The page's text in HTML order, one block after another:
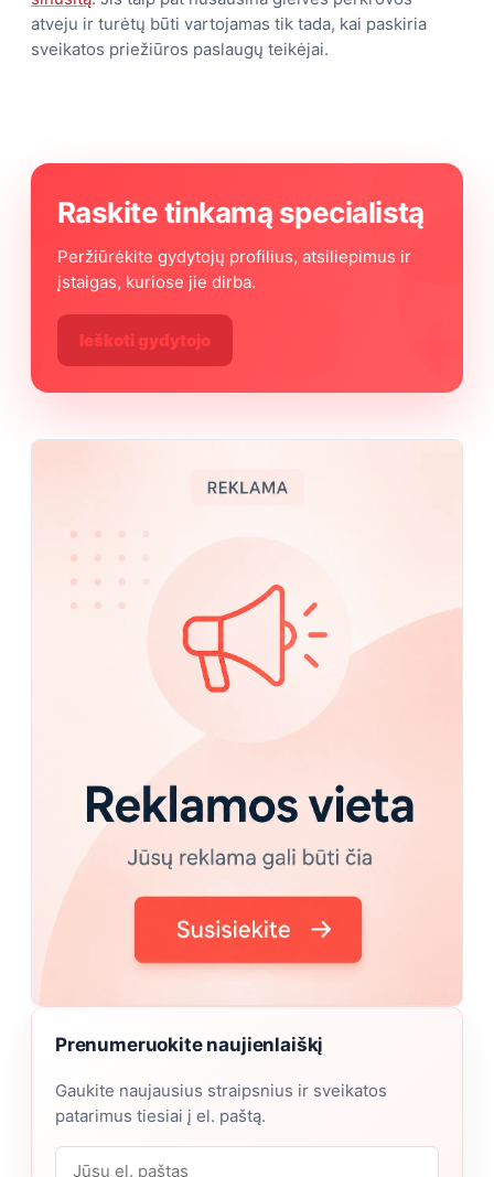
atveju ir turėtų būti vartojamas tik tada, kai paskiria
sveikatos priežiūros paslaugų teikėjai.
Raskite tinkamą specialistą
Peržiūrėkite gydytojų profilius, atsiliepimus ir
įstaigas, kuriose jie dirba.
Ieškoti gydytojo
Prenumeruokite naujienlaiškį
Gaukite naujausius straipsnius ir sveikatos
patarimus tiesiai į el. paštą.